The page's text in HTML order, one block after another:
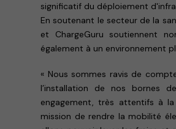
significatif du déploiement
En soutenant le secteur de la
et ChargeGuru soutiennent
également à un environnement
« Nous sommes ravis de
l’installation de nos bornes
engagement, très attentifs à
mission de rendre la mobilité